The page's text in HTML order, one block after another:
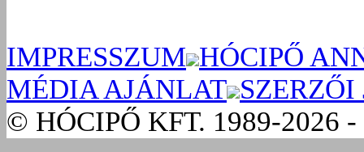
IMPRESSZUM HÓCIPŐ
MÉDIA AJÁNLAT SZERZŐI
© HÓCIPŐ KFT. 1989-2026